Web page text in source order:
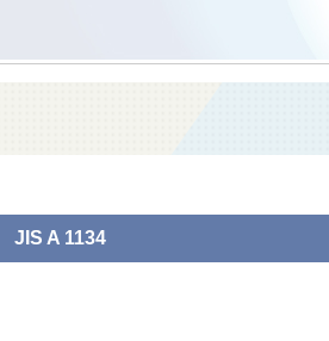
JIS A 1134